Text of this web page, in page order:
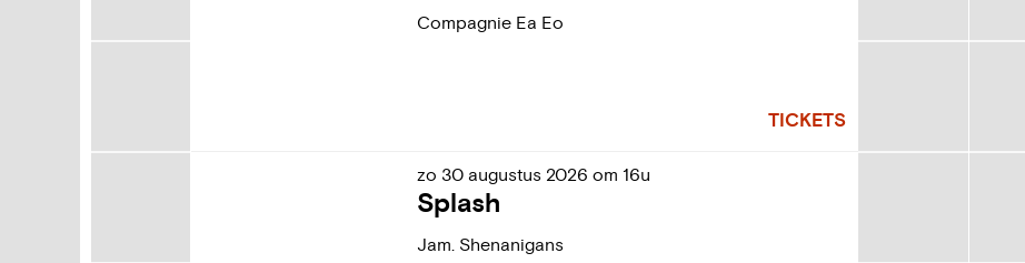
Compagnie Ea Eo
TICKETS
zo 30 augustus 2026 om16u
Splash
Jam. Shenanigans